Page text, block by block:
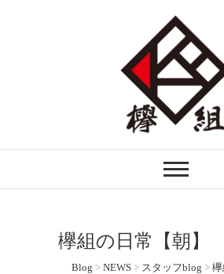
欅組｜けや
かした木の家づくりを行う
欅組の日常【朝】
Blog > NEWS > スタッフblog > 欅